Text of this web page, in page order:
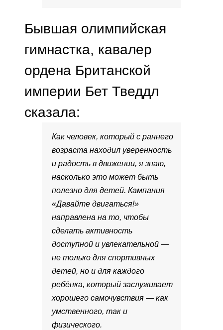
Бывшая олимпийская
гимнастка, кавалер
ордена Британской
империи Бет Тведдл
сказала:
Как человек, который с раннего
возраста находил уверенность
и радость в движении, я знаю,
насколько это может быть
полезно для детей. Кампания
«Давайте двигаться!»
направлена ​​на то, чтобы
сделать активность
доступной и увлекательной —
не только для спортивных
детей, но и для каждого
ребёнка, который заслуживает
хорошего самочувствия — как
умственного, так и
физического.